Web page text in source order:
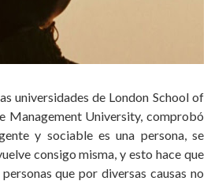
universidades de London School of
Management University, comprobó
y sociable es una persona, se
consigo misma, y esto hace que
que por diversas causas no